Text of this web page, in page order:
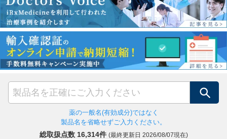
検索
薬の一般名(有効成分)ではなく
製品名を省略せずご入力ください。
総取扱点数 16,314件 (最終更新日 2026/08/07現在)